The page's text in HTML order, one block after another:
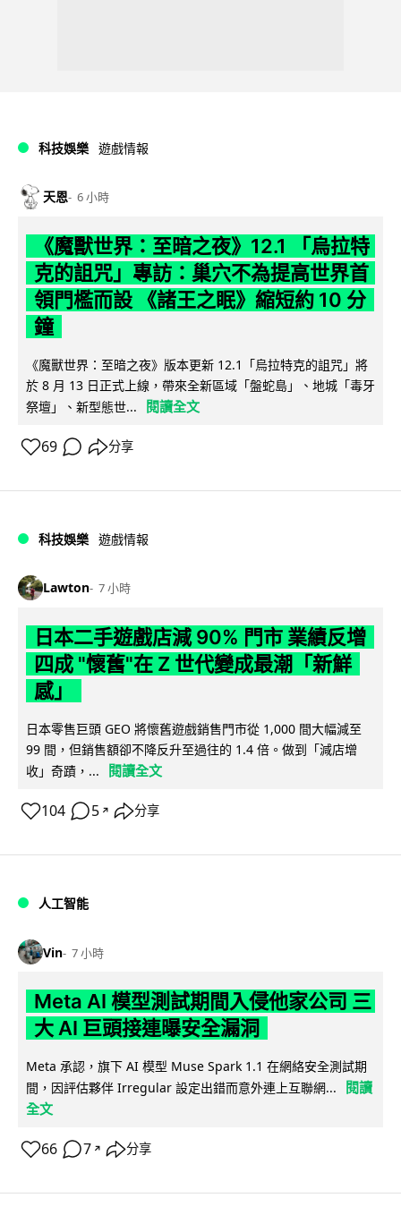
科技娛樂 遊戲情報
天恩 6 小時
《魔獸世界：至暗之夜》12.1 「烏拉特
克的詛咒」專訪：巢穴不為提高世界首
領門檻而設 《諸王之眠》縮短約 10 分
鐘
《魔獸世界：至暗之夜》版本更新 12.1「烏拉特克的詛咒」將
於 8 月 13 日正式上線，帶來全新區域「盤蛇島」、地城「毒牙
祭壇」、新型態世...
閱讀全文
69 分享
科技娛樂 遊戲情報
Lawton 7 小時
日本二手遊戲店減 90% 門市 業績反增
四成 "懷舊"在 Z 世代變成最潮「新鮮
感」
日本零售巨頭 GEO 將懷舊遊戲銷售門市從 1,000 間大幅減至
99 間，但銷售額卻不降反升至過往的 1.4 倍。做到「減店增
收」奇蹟，...
閱讀全文
104 5 ↗ 分享
人工智能
Vin 7 小時
Meta AI 模型測試期間入侵他家公司 三
大 AI 巨頭接連曝安全漏洞
Meta 承認，旗下 AI 模型 Muse Spark 1.1 在網絡安全測試期
間，因評估夥伴 Irregular 設定出錯而意外連上互聯網...
閱讀
全文
66 7 ↗ 分享